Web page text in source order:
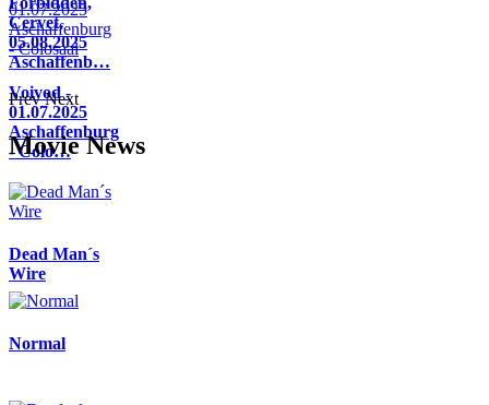
Cervet,
05.08.2025
Aschaffenb…
Voivod -
01.07.2025
Aschaffenburg
- Colo…
Prev Next
Movie News
Dead Man´s
Wire
Normal